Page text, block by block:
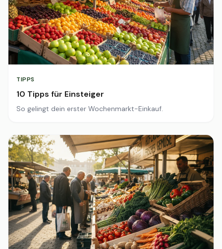
TIPPS
10 Tipps für Einsteiger
So gelingt dein erster Wochenmarkt-Einkauf.